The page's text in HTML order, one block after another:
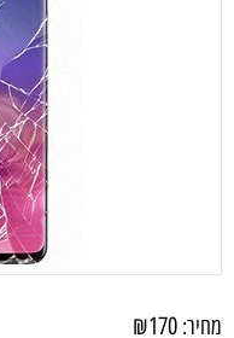
מחיר: ₪170